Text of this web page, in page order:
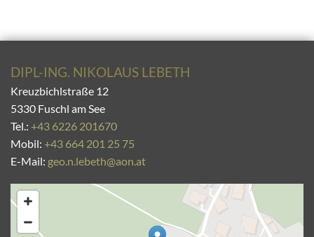
DIPL-ING. NIKOLAUS LEBETH
Kreuzbichlstraße 12
5330 Fuschl am See
Tel.: +43 6226 201670
Mobil: +43 664 201 25 75
E-Mail: geo.n.lebeth@aon.at